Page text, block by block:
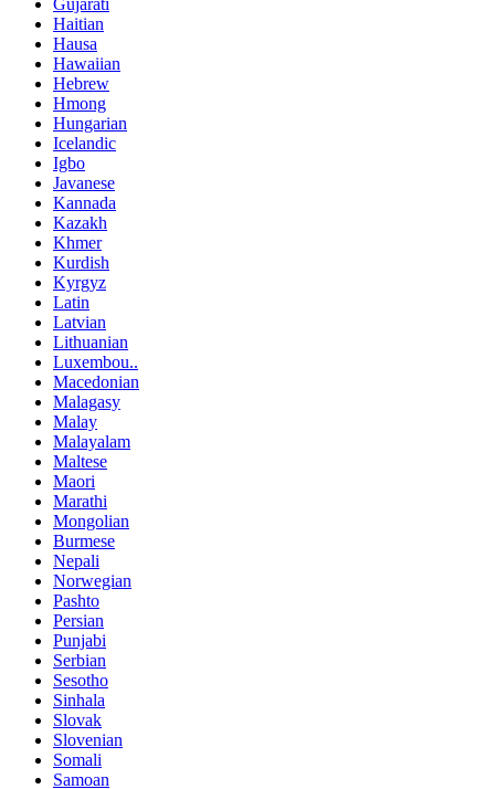
Gujarati
Haitian
Hausa
Hawaiian
Hebrew
Hmong
Hungarian
Icelandic
Igbo
Javanese
Kannada
Kazakh
Khmer
Kurdish
Kyrgyz
Latin
Latvian
Lithuanian
Luxembou..
Macedonian
Malagasy
Malay
Malayalam
Maltese
Maori
Marathi
Mongolian
Burmese
Nepali
Norwegian
Pashto
Persian
Punjabi
Serbian
Sesotho
Sinhala
Slovak
Slovenian
Somali
Samoan